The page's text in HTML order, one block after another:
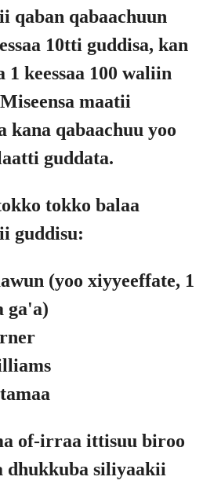
qaban qabaachuun
10tti guddisa, kan
keessaa 100 waliin
maatii
kana qabaachuu yoo
guddata.
tokko balaa
guddisu:
(yoo xiyyeeffate, 1
ga'a)
of-irraa ittisuu biroo
dhukkuba siliyaakii